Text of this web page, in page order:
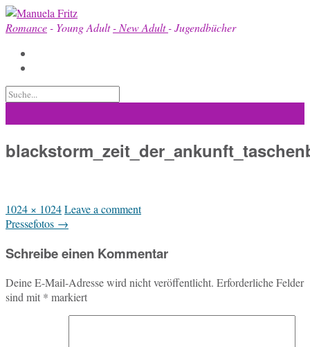
Skip
to
Romance- Young Adult- New Adult- Jugendbücher
Full
size
1024 × 1024Leave a comment
Post
Pressefotos →
Schreibe einen Kommentar
Deine E-Mail-Adresse wird nicht veröffentlicht. Erforderliche Felder
sind mit * markiert